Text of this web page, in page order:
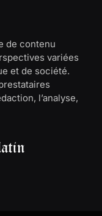
de contenu
variées
et de société.
l’analyse,